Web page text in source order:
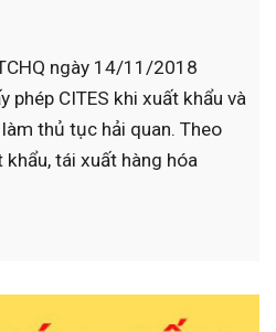
ngày 14/11/2018
phép CITES khi xuất khẩu và
thủ tục hải quan. Theo
tái xuất hàng hóa